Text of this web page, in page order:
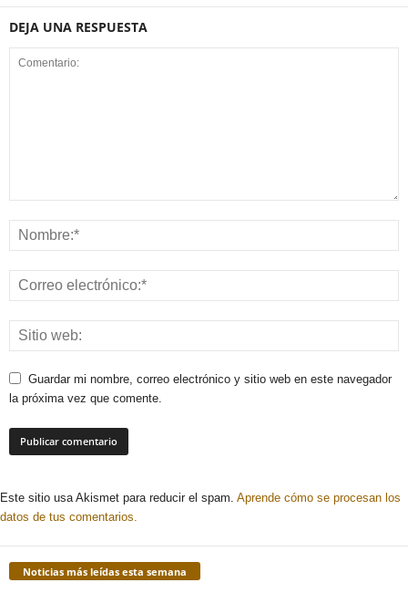
DEJA UNA RESPUESTA
Guardar mi nombre, correo electrónico y sitio web en este navegador
la próxima vez que comente.
Este sitio usa Akismet para reducir el spam. Aprende cómo se procesan los
datos de tus comentarios.
Noticias más leídas esta semana